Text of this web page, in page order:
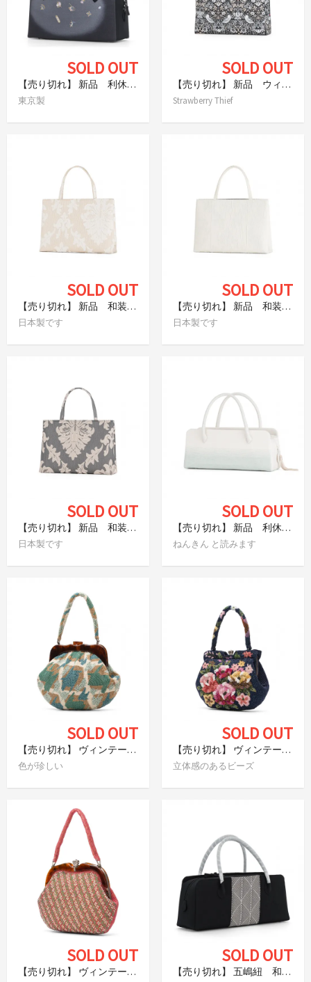
SOLD OUT
【売り切れ】 新品 利休バッグ 華千年 東京浅草製 宝尽くし
東京製
SOLD OUT
【売り切れ】 新品 ウィリアム・モリス いちご泥棒 トートバック
Strawberry Thief
SOLD OUT
【売り切れ】 新品 和装バッグ ジャカード織 アラベスク シャンパンゴールド
日本製です
SOLD OUT
【売り切れ】 新品 和装バッグ ジャカード織 アラベスク バニラ
日本製です
SOLD OUT
【売り切れ】 新品 和装バッグ ジャカード織 アラベスク チャコール
日本製です
SOLD OUT
【売り切れ】 新品 利休バッグ 撚金
ねんきん と読みます
SOLD OUT
【売り切れ】 ヴィンテージビーズバッグ 抽象柄
色が珍しい
SOLD OUT
【売り切れ】 ヴィンテージビースバッグ 濃紺 花尽くし
立体感のあるビーズ
SOLD OUT
【売り切れ】 ヴィンテージビースバッグ お花ライン
SOLD OUT
【売り切れ】 五嶋紐 和装バッグ 黒